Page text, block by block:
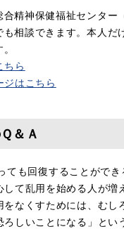
精神保健福祉センター
も相談できます。本人だ
ちら
ジはこちら
＆Ａ
ても回復することができ
して乱用を始める人が増
なくすためには、むし
ろしいことになる」とい